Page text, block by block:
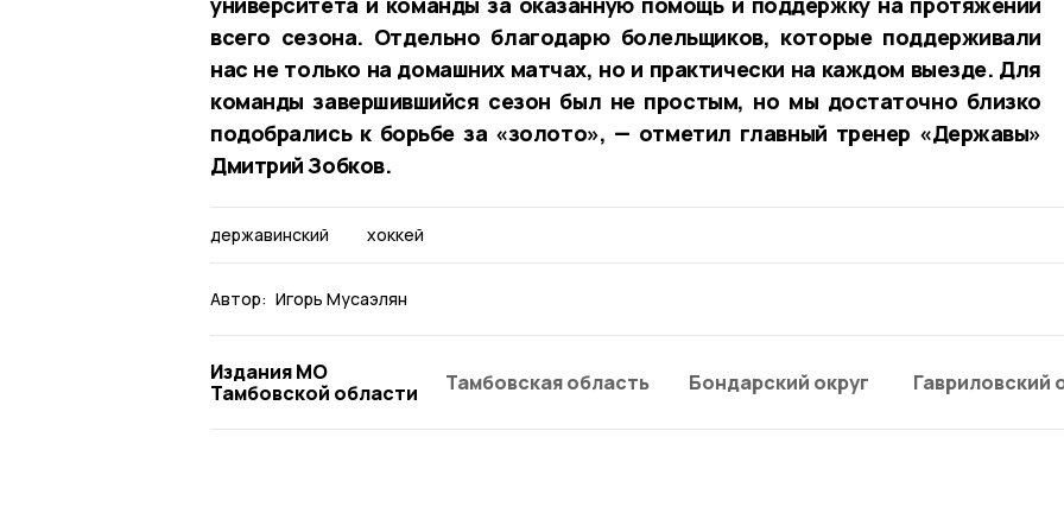
всего сезона. Отдельно благодарю болельщиков, которые поддерживали
нас не только на домашних матчах, но и практически на каждом выезде. Для
команды завершившийся сезон был не простым, но мы достаточно близко
подобрались к борьбе за «золото», — отметил главный тренер «Державы»
Дмитрий Зобков.
державинский хоккей
Автор: Игорь Мусаэлян
Издания МО
Тамбовской области
Тамбовская область Бондарский округ Гавриловский